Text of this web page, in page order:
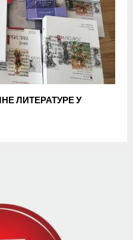
ЛИТЕРАТУРЕ У